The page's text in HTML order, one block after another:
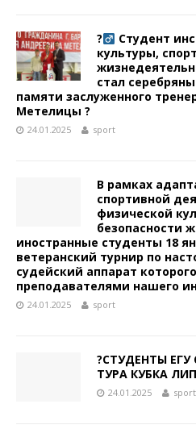
?‍
Студент
культуры,
стал
памяти заслуженного
Метелицы ?
24.01.2025 sport
В рамках
спортивной
физической
безопасности
иностранные студенты 18
ветеранский турнир по
судейский аппарат
преподавателями нашего
24.01.2025 sport
?СТУДЕНТЫ
ТУРА КУБКА
24.01.2025 sport